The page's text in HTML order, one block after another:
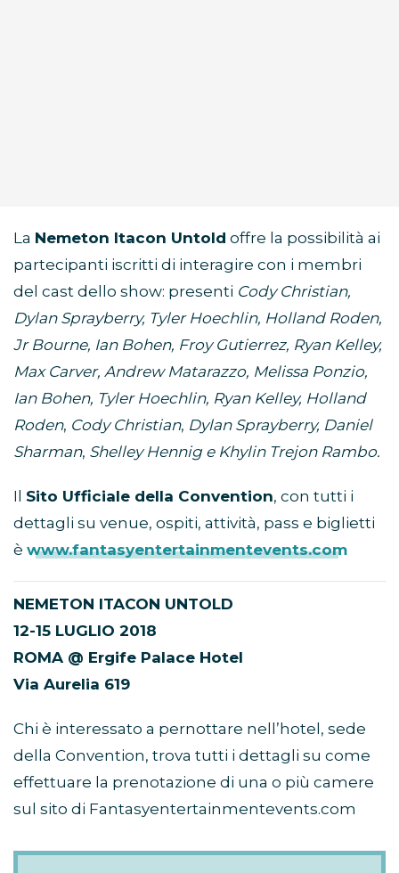
La Nemeton Itacon Untold offre la possibilità ai
partecipanti iscritti di interagire con i membri
del cast dello show: presenti Cody Christian,
Dylan Sprayberry, Tyler Hoechlin, Holland Roden,
Jr Bourne, Ian Bohen, Froy Gutierrez, Ryan Kelley,
Max Carver, Andrew Matarazzo, Melissa Ponzio,
Ian Bohen, Tyler Hoechlin, Ryan Kelley, Holland
Roden, Cody Christian, Dylan Sprayberry, Daniel
Sharman, Shelley Hennig e Khylin Trejon Rambo.
Il Sito Ufficiale della Convention, con tutti i
dettagli su venue, ospiti, attività, pass e biglietti
è www.fantasyentertainmentevents.com
NEMETON ITACON UNTOLD
12-15 LUGLIO 2018
ROMA @ Ergife Palace Hotel
Via Aurelia 619
Chi è interessato a pernottare nell’hotel, sede
della Convention, trova tutti i dettagli su come
effettuare la prenotazione di una o più camere
sul sito di Fantasyentertainmentevents.com